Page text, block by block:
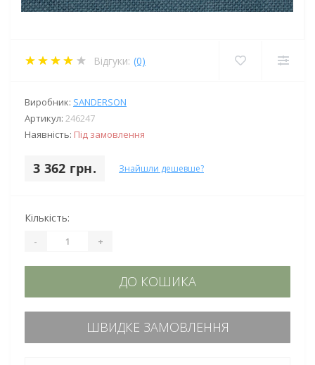
Відгуки: (0)
Виробник: SANDERSON
Артикул: 246247
Наявність: Під замовлення
3 362 грн. Знайшли дешевше?
Кількість:
- +
ДО КОШИКА
ШВИДКЕ ЗАМОВЛЕННЯ